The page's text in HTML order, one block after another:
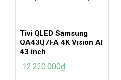
Tivi QLED Samsung
QA43Q7FA 4K Vision AI
43 inch
12.230.000₫